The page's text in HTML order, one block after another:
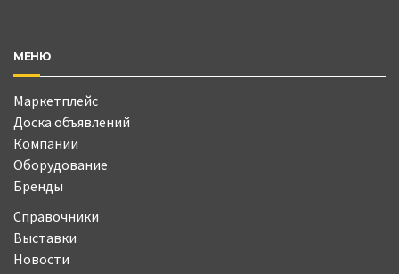
МЕНЮ
Маркетплейс
Доска объявлений
Компании
Оборудование
Бренды
Справочники
Выставки
Новости